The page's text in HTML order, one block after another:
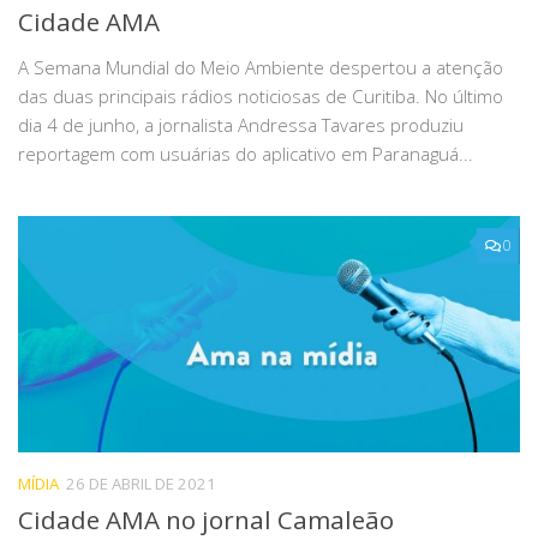
Cidade AMA
A Semana Mundial do Meio Ambiente despertou a atenção
das duas principais rádios noticiosas de Curitiba. No último
dia 4 de junho, a jornalista Andressa Tavares produziu
reportagem com usuárias do aplicativo em Paranaguá...
0
MÍDIA 26 DE ABRIL DE 2021
Cidade AMA no jornal Camaleão